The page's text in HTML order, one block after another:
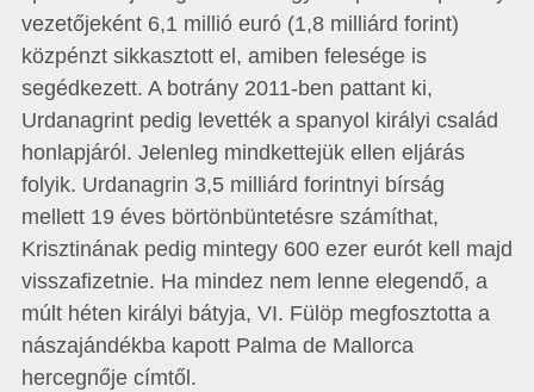
vezetőjeként 6,1 millió euró (1,8 milliárd forint)
közpénzt sikkasztott el, amiben felesége is
segédkezett. A botrány 2011-ben pattant ki,
Urdanagrint pedig levették a spanyol királyi család
honlapjáról. Jelenleg mindkettejük ellen eljárás
folyik. Urdanagrin 3,5 milliárd forintnyi bírság
mellett 19 éves börtönbüntetésre számíthat,
Krisztinának pedig mintegy 600 ezer eurót kell majd
visszafizetnie. Ha mindez nem lenne elegendő, a
múlt héten királyi bátyja, VI. Fülöp megfosztotta a
nászajándékba kapott Palma de Mallorca
hercegnője címtől.